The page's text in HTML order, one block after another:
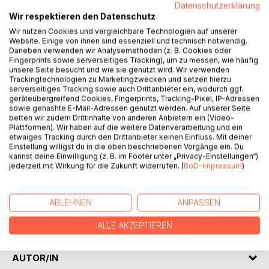
Über das Buch:
COPD ist ein Leiden, an dem vor allem Raucher erkranken.
Die Krankheit schleicht sich langsam in das Leben eines
Rauchers, wenn sie diagnostiziert werden kann, ist sie
schon zu einer unumkehrbaren Bedrohung für das weitere
Leben des Betroffenen geworden. Im Zusammenspiel mit
dem Corona-Virus entwickelt COPD neue Intensität. Auch
davon kann der Autor aus eigenem Erfahren berichten.
In diesem Buch wird beschrieben, wie sich die COPD
entwickelt und wie man mit ihr lebt. Es ist eine
Beschreibung von Alltagserfahrung, keine medizinische
Darstellung der Krankheit. Es wurde in der Hoffnung
Aufmerksamkeit vor allem rauchender Menschen rücken
zu können. Bevor sie zum lebensbestimmenden
Mittelpunkt für die Betroffenen wird.
AUTOR/IN
Datenschutzerklärung
Wir respektieren den Datenschutz
Wir nutzen Cookies und vergleichbare Technologien auf unserer
Website. Einige von ihnen sind essenziell und technisch notwendig.
Daneben verwenden wir Analysemethoden (z. B. Cookies oder
Fingerprints sowie serverseitiges Tracking), um zu messen, wie häufig
unsere Seite besucht und wie sie genutzt wird. Wir verwenden
Trackingtechnologien zu Marketingzwecken und setzen hierzu
serverseitiges Tracking sowie auch Drittanbieter ein, wodurch ggf.
geräteübergreifend Cookies, Fingerprints, Tracking-Pixel, IP-Adressen
sowie gehashte E-Mail-Adressen genutzt werden. Auf unserer Seite
betten wir zudem Drittinhalte von anderen Anbietern ein (Video-
Plattformen). Wir haben auf die weitere Datenverarbeitung und ein
etwaiges Tracking durch den Drittanbieter keinen Einfluss. Mit deiner
Einstellung willigst du in die oben beschriebenen Vorgänge ein. Du
kannst deine Einwilligung (z. B. im Footer unter „Privacy-Einstellungen“)
jederzeit mit Wirkung für die Zukunft widerrufen. (BoD-Impressum)
ABLEHNEN ANPASSEN
ALLE AKZEPTIEREN